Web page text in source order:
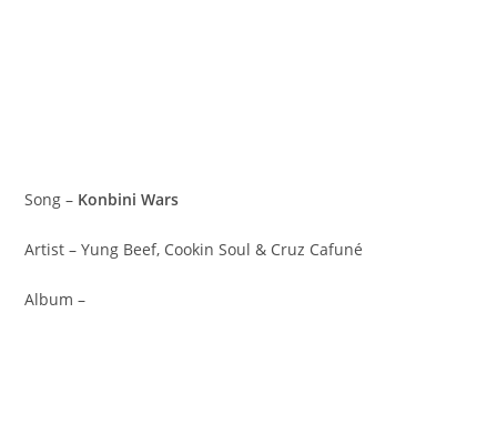
Song – Konbini Wars
Artist – Yung Beef, Cookin Soul & Cruz Cafuné
Album –